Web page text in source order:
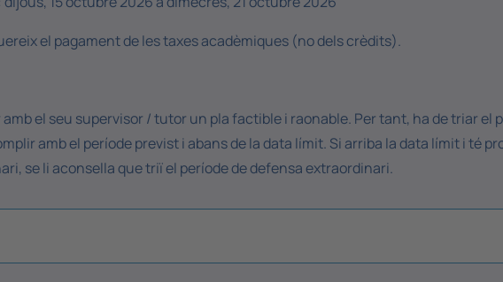
el pagament de les taxes acadèmiques (no dels crèdits).
el seu supervisor / tutor un pla factible i raonable. Per tant, ha de triar el
amb el període previst i abans de la data límit. Si arriba la data límit i té
se li aconsella que triï el període de defensa extraordinari.